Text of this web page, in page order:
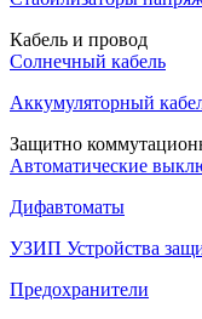
Кабель и провод
Солнечный кабель
Аккумуляторный
Защитно
Автоматические
Дифавтоматы
УЗИП Устройства
Предохранители